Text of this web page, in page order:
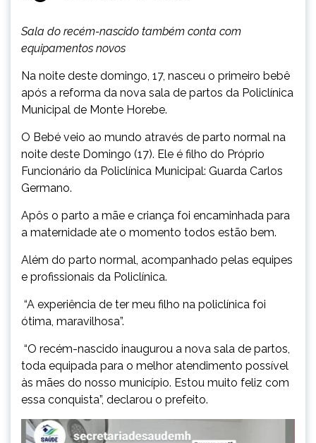
Sala do recém-nascido também conta com
equipamentos novos
Na noite deste domingo, 17, nasceu o primeiro bebê
após a reforma da nova sala de partos da Policlínica
Municipal de Monte Horebe.
O Bebé veio ao mundo através de parto normal na
noite deste Domingo (17). Ele é filho do Próprio
Funcionário da Policlínica Municipal: Guarda Carlos
Germano.
Apôs o parto a mãe e criança foi encaminhada para
a maternidade ate o momento todos estão bem.
Além do parto normal, acompanhado pelas equipes
e profissionais da Policlínica.
“A experiência de ter meu filho na policlínica foi
ótima, maravilhosa”.
“O recém-nascido inaugurou a nova sala de partos,
toda equipada para o melhor atendimento possível
às mães do nosso município. Estou muito feliz com
essa conquista”, declarou o prefeito.